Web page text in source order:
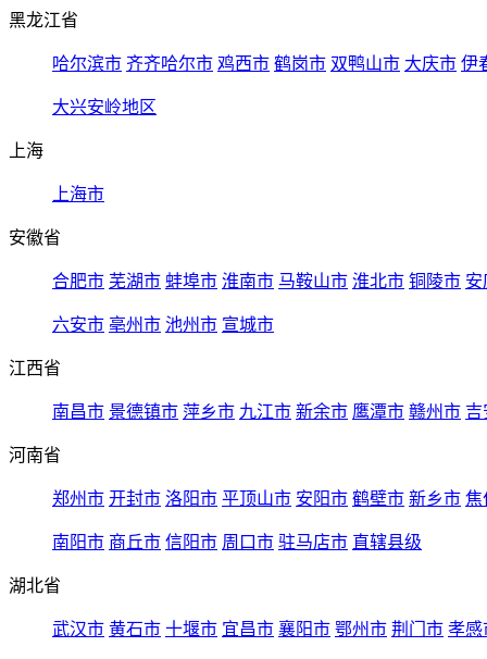
黑龙江省
哈尔滨市 齐齐哈尔市 鸡西市 鹤岗市 双鸭山市 大庆市 伊
大兴安岭地区
上海
上海市
安徽省
合肥市 芜湖市 蚌埠市 淮南市 马鞍山市 淮北市 铜陵市 安
六安市 亳州市 池州市 宣城市
江西省
南昌市 景德镇市 萍乡市 九江市 新余市 鹰潭市 赣州市 吉
河南省
郑州市 开封市 洛阳市 平顶山市 安阳市 鹤壁市 新乡市 焦
南阳市 商丘市 信阳市 周口市 驻马店市 直辖县级
湖北省
武汉市 黄石市 十堰市 宜昌市 襄阳市 鄂州市 荆门市 孝感